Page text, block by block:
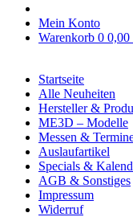
Mein Konto
Warenkorb 0 0,00
Startseite
Alle Neuheiten
Hersteller &
ME3D – Modelle
Messen &
Auslaufartikel
Specials &
AGB & Sonstiges
Impressum
Widerruf